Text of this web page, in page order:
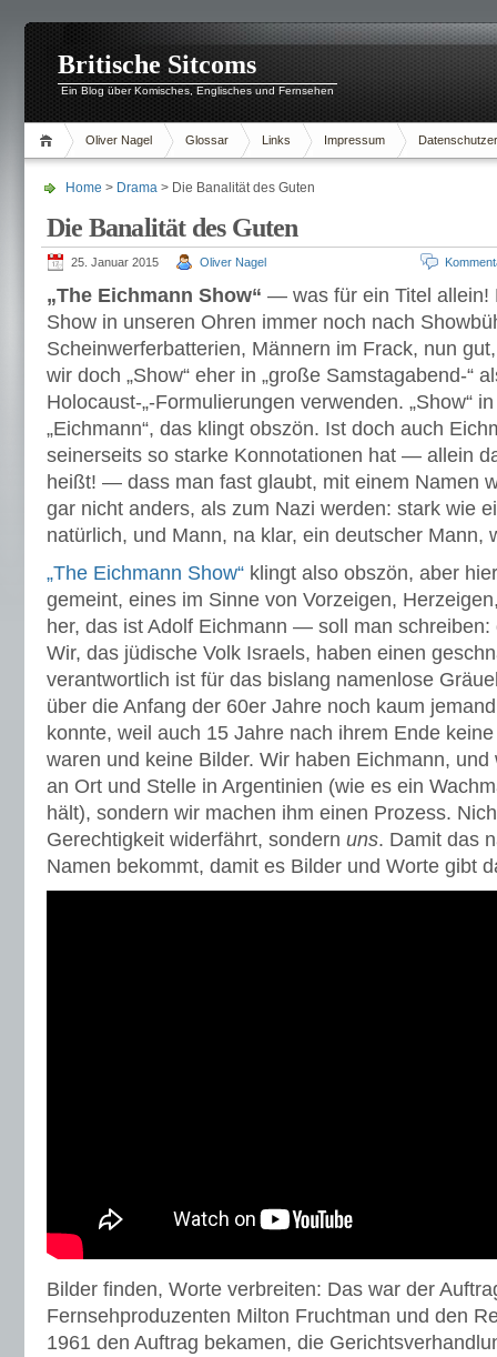
Britische Sitcoms
Ein Blog über Komisches, Englisches und Fernsehen
Oliver Nagel Glossar Links Impressum
Home > Drama > Die Banalität des Guten
Die Banalität des Guten
25. Januar 2015 Oliver Nagel
„The Eichmann Show“ — was für ein Titel allein!
Show in unseren Ohren immer noch nach
Scheinwerferbatterien, Männern im Frack, nun
wir doch „Show“ eher in „große Samstagabend-“
Holocaust-„-Formulierungen verwenden. „Show“
„Eichmann“, das klingt obszön. Ist doch auch
seinerseits so starke Konnotationen hat — allein
heißt! — dass man fast glaubt, mit einem Namen
gar nicht anders, als zum Nazi werden: stark wie
natürlich, und Mann, na klar, ein deutscher Mann,
„The Eichmann Show“ klingt also obszön, aber
gemeint, eines im Sinne von Vorzeigen,
her, das ist Adolf Eichmann — soll man
Wir, das jüdische Volk Israels, haben einen
verantwortlich ist für das bislang namenlose
über die Anfang der 60er Jahre noch kaum
konnte, weil auch 15 Jahre nach ihrem Ende
waren und keine Bilder. Wir haben Eichmann,
an Ort und Stelle in Argentinien (wie es ein
hält), sondern wir machen ihm einen Prozess.
Gerechtigkeit widerfährt, sondern uns. Damit das
Namen bekommt, damit es Bilder und Worte gibt
Bilder finden, Worte verbreiten: Das war der
Fernsehproduzenten Milton Fruchtman und den
1961 den Auftrag bekamen, die